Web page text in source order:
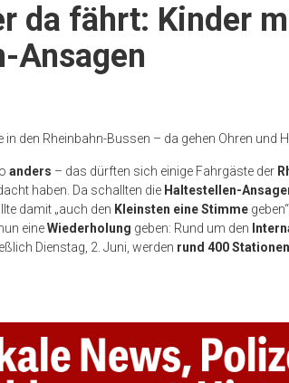
da fährt: Kinder
Ansagen
in den Rheinbahn-Bussen – da gehen Ohren und
anders – das dürften sich einige Fahrgäste der
haben. Da schallten die Haltestellen-
damit „auch den Kleinsten eine Stimme
eineWiederholung geben: Rund um den
Dienstag, 2. Juni, werden rund 400